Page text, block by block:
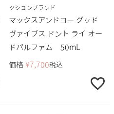
ッションブランド
マックスアンドコー グッド
ヴァイブス ドント ライ オー
ドパルファム 50mL
価格 ¥7,700税込